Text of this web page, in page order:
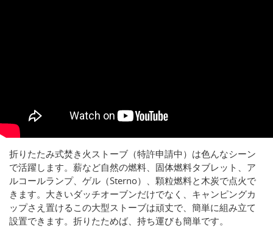
折りたたみ式焚き火ストーブ（特許申請中）は色んなシーン
で活躍します。薪など自然の燃料、固体燃料タブレット、ア
ルコールランプ、ゲル（Sterno）、顆粒燃料と木炭で点火で
きます。大きいダッチオーブンだけでなく、キャンピングカ
ップさえ置けるこの大型ストーブは頑丈で、簡単に組み立て
設置できます。折りたためば、持ち運びも簡単です。